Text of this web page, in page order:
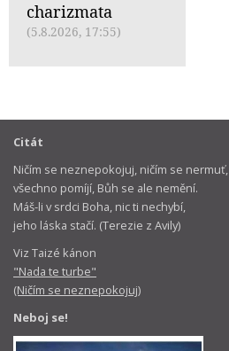
charizmata
(5.8.2026, 17:55)
Citát
Ničím se neznepokojuj, ničím se nermuť,
všechno pomíjí, Bůh se ale nemění.
Máš-li v srdci Boha, nic ti nechybí,
jeho láska stačí. (Terezie z Avily)
Viz Taizé kánon
"Nada te turbe"
(Ničím se neznepokojuj)
Neboj se!